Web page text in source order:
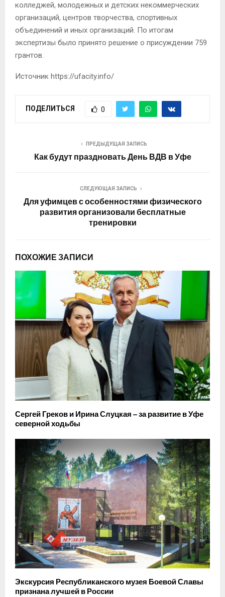
колледжей, молодежных и детских некоммерческих
организаций, центров творчества, спортивных
объединений и иных организаций. По итогам
экспертизы было принято решение о присуждении 759
грантов.
Источник https://ufacity.info/
ПОДЕЛИТЬСЯ 0
ПРЕДЫДУЩАЯ ЗАПИСЬ
Как будут праздновать День ВДВ в Уфе
СЛЕДУЮЩАЯ ЗАПИСЬ
Для уфимцев с особенностями физического
развития организовали бесплатные
тренировки
ПОХОЖИЕ ЗАПИСИ
Сергей Греков и Ирина Слуцкая – за развитие в Уфе
северной ходьбы
Экскурсия Республиканского музея Боевой Славы
признана лучшей в России